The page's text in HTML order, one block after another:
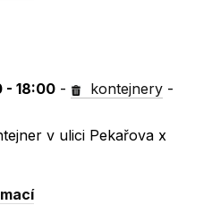
- 18:00 - kontejnery -
v ulici Pekařova x